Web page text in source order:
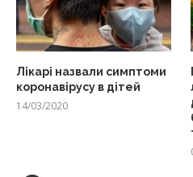
Лікарі назвали симптоми
коронавірусу в дітей
14/03/2020